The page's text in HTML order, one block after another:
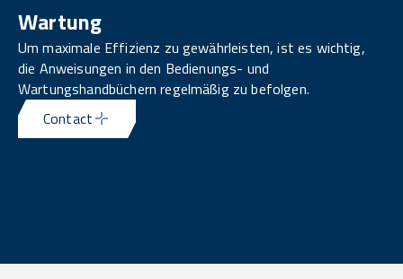
Wartung
Um maximale Effizienz zu gewährleisten, ist es wichtig,
die Anweisungen in den Bedienungs- und
Wartungshandbüchern regelmäßig zu befolgen.
Contact